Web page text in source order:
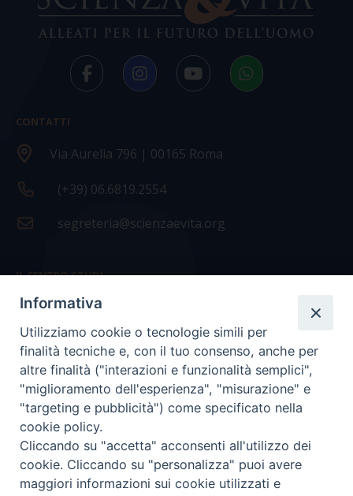
CONTATTI
Via Aurelia 796 | 00165 Roma
(+39) 06.6819.2554
segreteria@scienzaevita.org
IL CENTRO STUDI
La nostra storia
Statuto
Presidenza e ufficio presidenza
Consiglio scientifico
Coordinamento nazionale
Informativa
Utilizziamo cookie o tecnologie simili per
finalità tecniche e, con il tuo consenso, anche per
altre finalità ("interazioni e funzionalità semplici",
"miglioramento dell'esperienza", "misurazione" e
"targeting e pubblicità") come specificato nella
cookie policy.
Cliccando su "accetta" acconsenti all'utilizzo dei
cookie. Cliccando su "personalizza" puoi avere
maggiori informazioni sui cookie utilizzati e